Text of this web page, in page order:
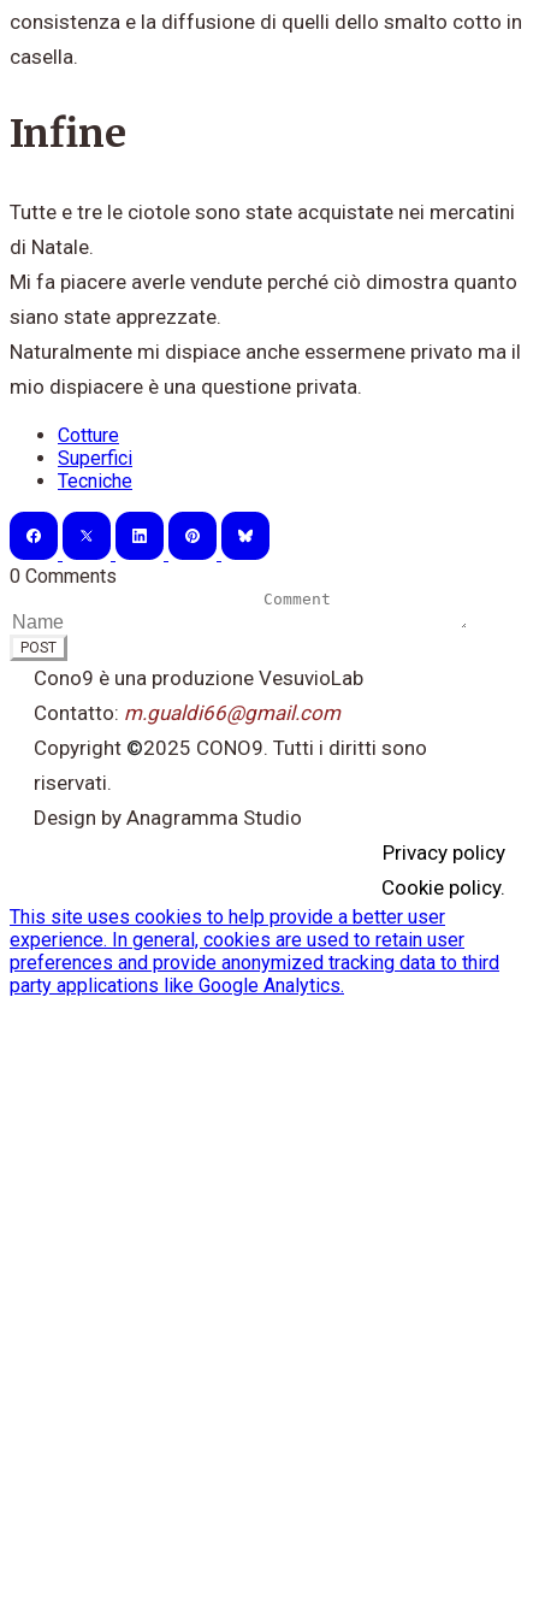
consistenza e la diffusione di quelli dello smalto cotto in
casella.
Infine
Tutte e tre le ciotole sono state acquistate nei mercatini
di Natale.
Mi fa piacere averle vendute perché ciò dimostra quanto
siano state apprezzate.
Naturalmente mi dispiace anche essermene privato ma il
mio dispiacere è una questione privata.
Cotture
Superfici
Tecniche
0 Comments
POST
Cono9 è una produzione VesuvioLab
Contatto: m.gualdi66@gmail.com
Copyright ©2025 CONO9. Tutti i diritti sono
riservati.
Design by Anagramma Studio
Privacy policy
Cookie policy.
This site uses cookies to help provide a better user
experience. In general, cookies are used to retain user
preferences and provide anonymized tracking data to third
party applications like Google Analytics.